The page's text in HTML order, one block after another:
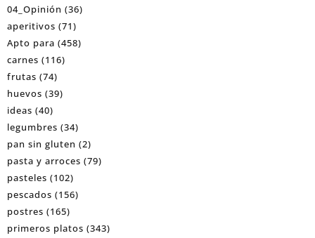
04_Opinión (36)
aperitivos (71)
Apto para (458)
carnes (116)
frutas (74)
huevos (39)
ideas (40)
legumbres (34)
pan sin gluten (2)
pasta y arroces (79)
pasteles (102)
pescados (156)
postres (165)
primeros platos (343)